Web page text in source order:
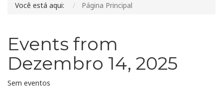
Você está aqui: Página Principal
Events from
Dezembro 14, 2025
Sem eventos